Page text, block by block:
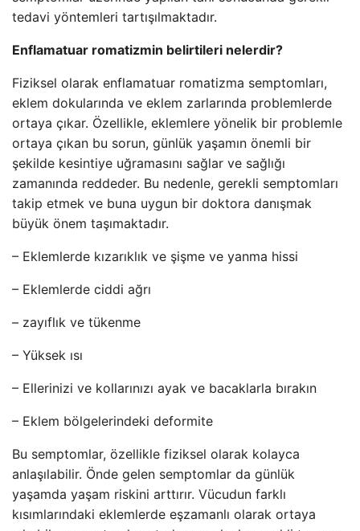
tedavi yöntemleri tartışılmaktadır.
Enflamatuar romatizmin belirtileri nelerdir?
Fiziksel olarak enflamatuar romatizma semptomları,
eklem dokularında ve eklem zarlarında problemlerde
ortaya çıkar. Özellikle, eklemlere yönelik bir problemle
ortaya çıkan bu sorun, günlük yaşamın önemli bir
şekilde kesintiye uğramasını sağlar ve sağlığı
zamanında reddeder. Bu nedenle, gerekli semptomları
takip etmek ve buna uygun bir doktora danışmak
büyük önem taşımaktadır.
– Eklemlerde kızarıklık ve şişme ve yanma hissi
– Eklemlerde ciddi ağrı
– zayıflık ve tükenme
– Yüksek ısı
– Ellerinizi ve kollarınızı ayak ve bacaklarla bırakın
– Eklem bölgelerindeki deformite
Bu semptomlar, özellikle fiziksel olarak kolayca
anlaşılabilir. Önde gelen semptomlar da günlük
yaşamda yaşam riskini arttırır. Vücudun farklı
kısımlarındaki eklemlerde eşzamanlı olarak ortaya